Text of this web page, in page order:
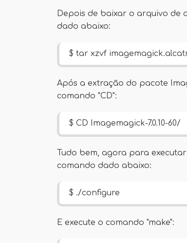
Depois de baixar o arquivo de
dado abaixo:
$ tar xzvf
Após a extração do pacote
comando "CD":
$ CD Imagemagick-7.0.10-60/
Tudo bem, agora para
comando dado abaixo:
$ ./configure
E execute o comando "make":